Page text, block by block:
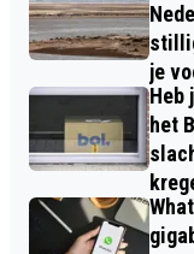
je
Heb
het